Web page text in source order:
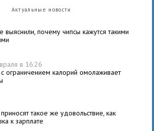
Актуальные новости
выяснили, почему чипсы кажутся такими
в 16:26
ограничением калорий омолаживает
такое же удовольствие, как
к зарплате